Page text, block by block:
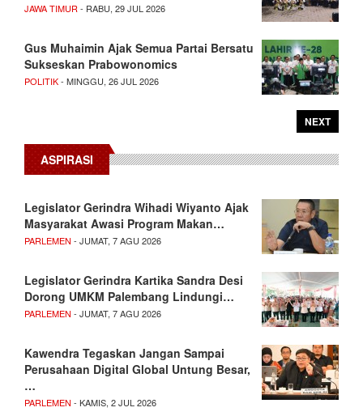
JAWA TIMUR - RABU, 29 JUL 2026
Gus Muhaimin Ajak Semua Partai Bersatu
Sukseskan Prabowonomics
POLITIK- MINGGU, 26 JUL 2026
NEXT
ASPIRASI
Legislator Gerindra Wihadi Wiyanto Ajak
Masyarakat Awasi Program Makan…
PARLEMEN - JUMAT, 7 AGU 2026
Legislator Gerindra Kartika Sandra Desi
Dorong UMKM Palembang Lindungi…
PARLEMEN - JUMAT, 7 AGU 2026
Kawendra Tegaskan Jangan Sampai
Perusahaan Digital Global Untung Besar,
…
PARLEMEN - KAMIS, 2 JUL 2026